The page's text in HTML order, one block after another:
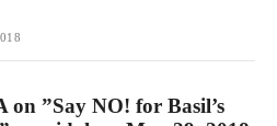
on ”Say NO! for Basil’s